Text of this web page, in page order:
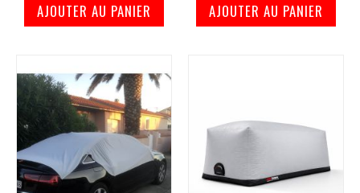
AJOUTER AU PANIER AJOUTER AU PANIER